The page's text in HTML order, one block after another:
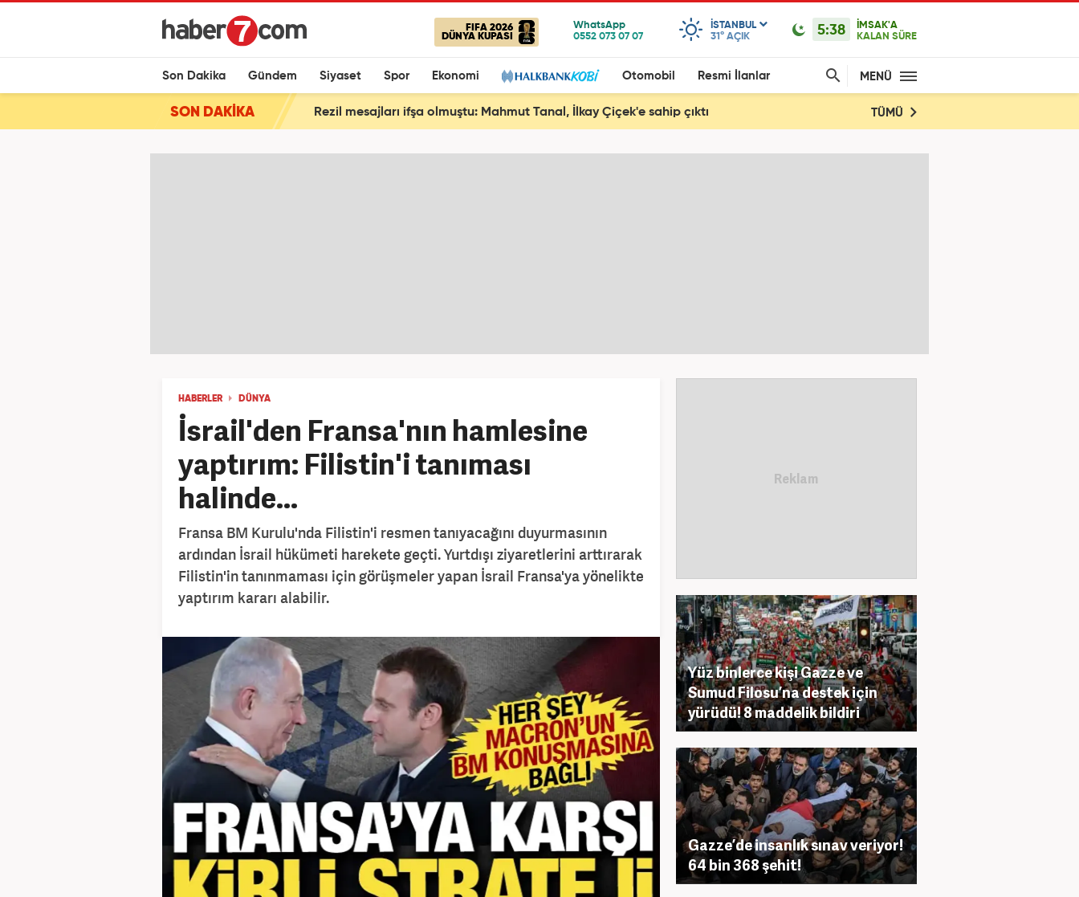
FIFA 2026
DÜNYA KUPASI
ISTANBUL
31° AÇIK 5:38
İMSAK'A
KALAN SÜRE
Son Dakika Gündem Siyaset Spor Ekonomi Otomobil Resmi İlanlar MENÜ
SON DAKİKA Rezil mesajları ifşa olmuştu: Mahmut Tanal, İlkay Çiçek'e sahip çıktı TÜMÜ
HABERLER DÜNYA
İsrail'den Fransa'nın hamlesine
yaptırım: Filistin'i tanıması
halinde...
Fransa BM Kurulu'nda Filistin'i resmen tanıyacağını duyurmasının
ardından İsrail hükümeti harekete geçti. Yurtdışı ziyaretlerini arttırarak
Filistin'in tanınmaması için görüşmeler yapan İsrail Fransa'ya yönelikte
yaptırım kararı alabilir.
Yüz binlerce kişi Gazze ve
Sumud Filosu’na destek için
yürüdü! 8 maddelik bildiri
Gazze’de insanlık sınav veriyor!
64 bin 368 şehit!